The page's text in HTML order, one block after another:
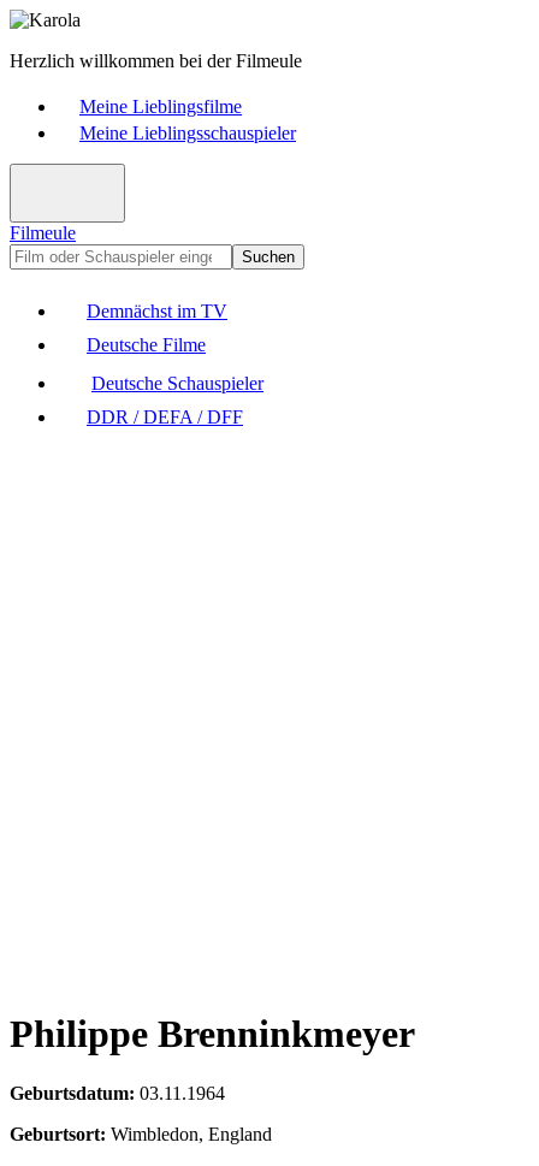
Herzlich willkommen bei der Filmeule
Meine Lieblingsfilme
Meine Lieblingsschauspieler
Filmeule
Suchen
Demnächst im TV
Deutsche Filme
Deutsche Schauspieler
DDR / DEFA / DFF
Philippe Brenninkmeyer
Geburtsdatum: 03.11.1964
Geburtsort: Wimbledon, England